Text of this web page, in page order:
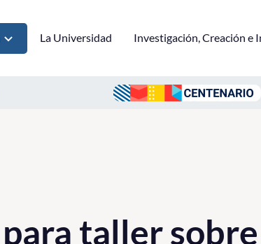
La Universidad Investigación, Creación e
taller